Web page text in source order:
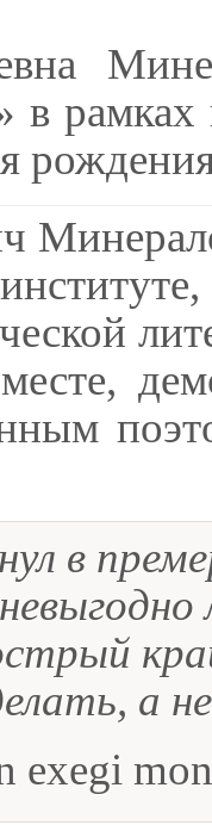
в рамках
в
а
exegi